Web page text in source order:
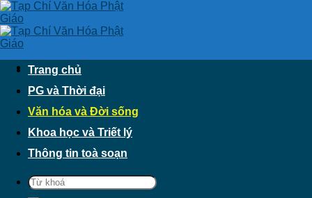
Skip
to
content
Trang chủ
PG và Thời đại
Văn hóa và Đời sống
Khoa học và Triết lý
Thông tin toà soạn